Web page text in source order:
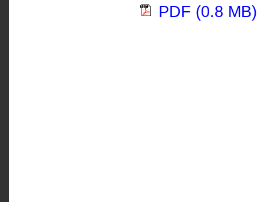
PDF (0.8 MB)